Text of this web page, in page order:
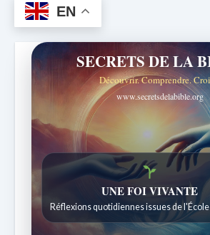
EN
SECRETS DE LA
Découvrir. Comprendre.
www.secretsdelabible.org
UNE FOI VIVANTE
Réflexions quotidiennes issues de l'École